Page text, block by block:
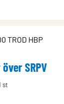
TROD HBP
SRPV
st